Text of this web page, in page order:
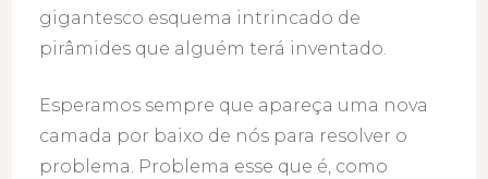
gigantesco esquema intrincado de
pirâmides que alguém terá inventado.
Esperamos sempre que apareça uma nova
camada por baixo de nós para resolver o
problema. Problema esse que é, como